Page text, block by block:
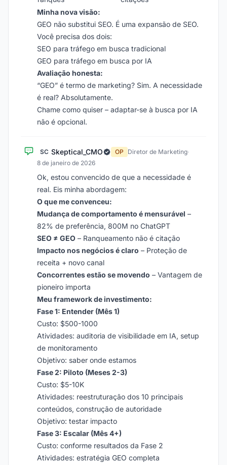
Minha nova visão:
GEO não substitui SEO. É uma expansão de SEO.
Você precisa dos dois:
SEO para tráfego em busca tradicional
GEO para tráfego em busca por IA
Avaliação honesta:
“GEO” é termo de marketing? Sim. A necessidade
é real? Absolutamente.
Chame como quiser – adaptar-se à busca por IA
não é opcional.
SC Skeptical_CMO OP Diretor de Marketing·
8 de janeiro de 2026
Ok, estou convencido de que a necessidade é
real. Eis minha abordagem:
O que me convenceu:
Mudança de comportamento é mensurável –
82% de preferência, 800M no ChatGPT
SEO ≠ GEO – Ranqueamento não é citação
Impacto nos negócios é claro – Proteção de
receita + novo canal
Concorrentes estão se movendo – Vantagem de
pioneiro importa
Meu framework de investimento:
Fase 1: Entender (Mês 1)
Custo: $500-1000
Atividades: auditoria de visibilidade em IA, setup
de monitoramento
Objetivo: saber onde estamos
Fase 2: Piloto (Meses 2-3)
Custo: $5-10K
Atividades: reestruturação dos 10 principais
conteúdos, construção de autoridade
Objetivo: testar impacto
Fase 3: Escalar (Mês 4+)
Custo: conforme resultados da Fase 2
Atividades: estratégia GEO completa